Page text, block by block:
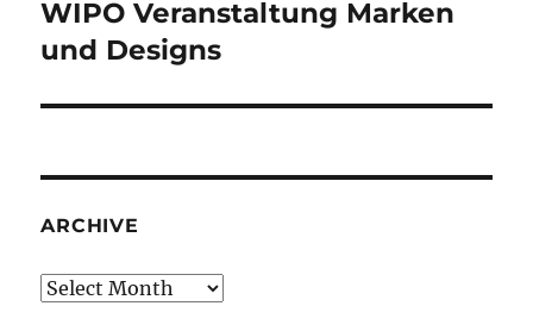
Next
post:
WIPO Veranstaltung Marken
und Designs
ARCHIVE
Archive